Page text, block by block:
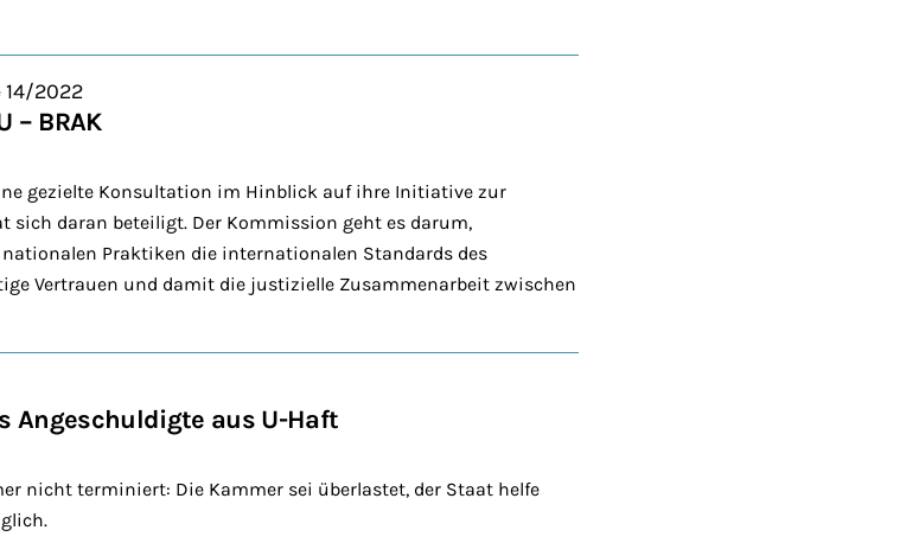
2022
– BRAK
gezielte Konsultation im Hinblick auf ihre Initiative zur
sich daran beteiligt. Der Kommission geht es darum,
Praktiken die internationalen Standards des
Vertrauen und damit die justizielle Zusammenarbeit zwischen
Angeschuldigte aus U-Haft
nicht terminiert: Die Kammer sei überlastet, der Staat helfe